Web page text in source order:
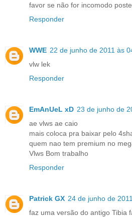
favor se não for incomodo
Responder
WWE 22 de junho de 2011 às
vlw lek
Responder
EmAnUeL xD 23 de junho de
ae vlws ae caio
mais coloca pra baixar pelo
quem nao tem premium no
Vlws Bom trabalho
Responder
Patrick GX 24 de junho de
faz uma versão do antigo Tibia